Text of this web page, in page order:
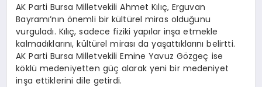
AK Parti Bursa Milletvekili Ahmet Kılıç, Erguvan
Bayramı’nın önemli bir kültürel miras olduğunu
vurguladı. Kılıç, sadece fiziki yapılar inşa etmekle
kalmadıklarını, kültürel mirası da yaşattıklarını belirtti.
AK Parti Bursa Milletvekili Emine Yavuz Gözgeç ise
köklü medeniyetten güç alarak yeni bir medeniyet
inşa ettiklerini dile getirdi.